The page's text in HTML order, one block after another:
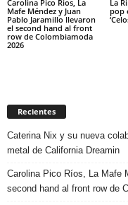
Carolina Pico Ríos, La
Mafe Méndez y Juan
Pablo Jaramillo llevaron
el second hand al front
row de Colombiamoda
2026
La
pop
Recientes
Caterina Nix y su nueva
metal de California Dreamin
Carolina Pico Ríos, La Mafe
second hand al front row de